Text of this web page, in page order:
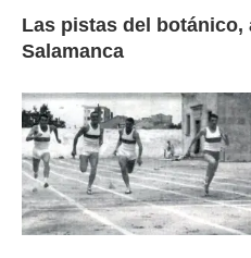
Las pistas del botánico,
Salamanca